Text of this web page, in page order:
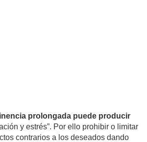
prolongada puede producir
y estrés”. Por ello prohibir o limitar
contrarios a los deseados dando